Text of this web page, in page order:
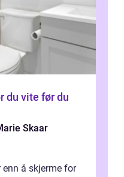
Skaar
enn å skjerme for